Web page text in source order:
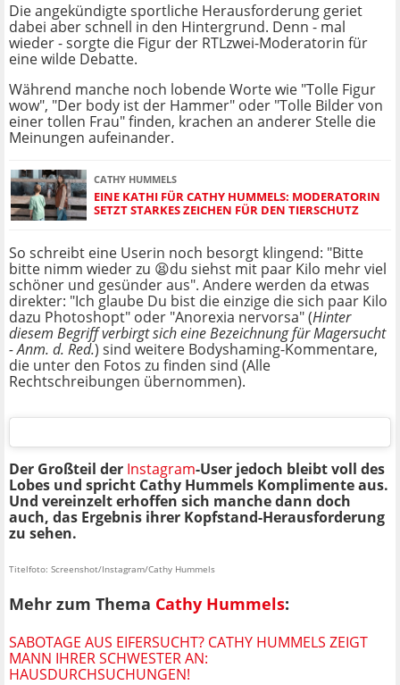
Die angekündigte sportliche Herausforderung geriet
dabei aber schnell in den Hintergrund. Denn - mal
wieder - sorgte die Figur der RTLzwei-Moderatorin für
eine wilde Debatte.
Während manche noch lobende Worte wie "Tolle Figur
wow", "Der body ist der Hammer" oder "Tolle Bilder von
einer tollen Frau" finden, krachen an anderer Stelle die
Meinungen aufeinander.
CATHY HUMMELS
EINE KATHI FÜR CATHY HUMMELS: MODERATORIN
SETZT STARKES ZEICHEN FÜR DEN TIERSCHUTZ
So schreibt eine Userin noch besorgt klingend: "Bitte
bitte nimm wieder zu 😫du siehst mit paar Kilo mehr viel
schöner und gesünder aus". Andere werden da etwas
direkter: "Ich glaube Du bist die einzige die sich paar Kilo
dazu Photoshopt" oder "Anorexia nervorsa" (Hinter
diesem Begriff verbirgt sich eine Bezeichnung für Magersucht
- Anm. d. Red.) sind weitere Bodyshaming-Kommentare,
die unter den Fotos zu finden sind (Alle
Rechtschreibungen übernommen).
Der Großteil der Instagram-User jedoch bleibt voll des
Lobes und spricht Cathy Hummels Komplimente aus.
Und vereinzelt erhoffen sich manche dann doch
auch, das Ergebnis ihrer Kopfstand-Herausforderung
zu sehen.
Titelfoto: Screenshot/Instagram/Cathy Hummels
Mehr zum Thema Cathy Hummels:
SABOTAGE AUS EIFERSUCHT? CATHY HUMMELS ZEIGT
MANN IHRER SCHWESTER AN:
HAUSDURCHSUCHUNGEN!